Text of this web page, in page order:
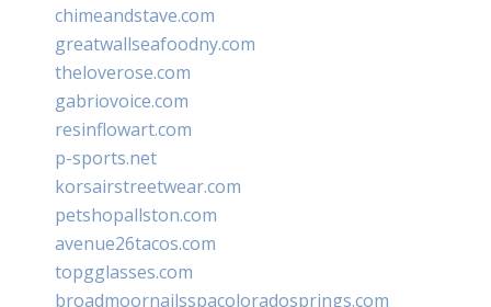
chimeandstave.com
greatwallseafoodny.com
theloverose.com
gabriovoice.com
resinflowart.com
p-sports.net
korsairstreetwear.com
petshopallston.com
avenue26tacos.com
topgglasses.com
broadmoornailsspacoloradosprings.com